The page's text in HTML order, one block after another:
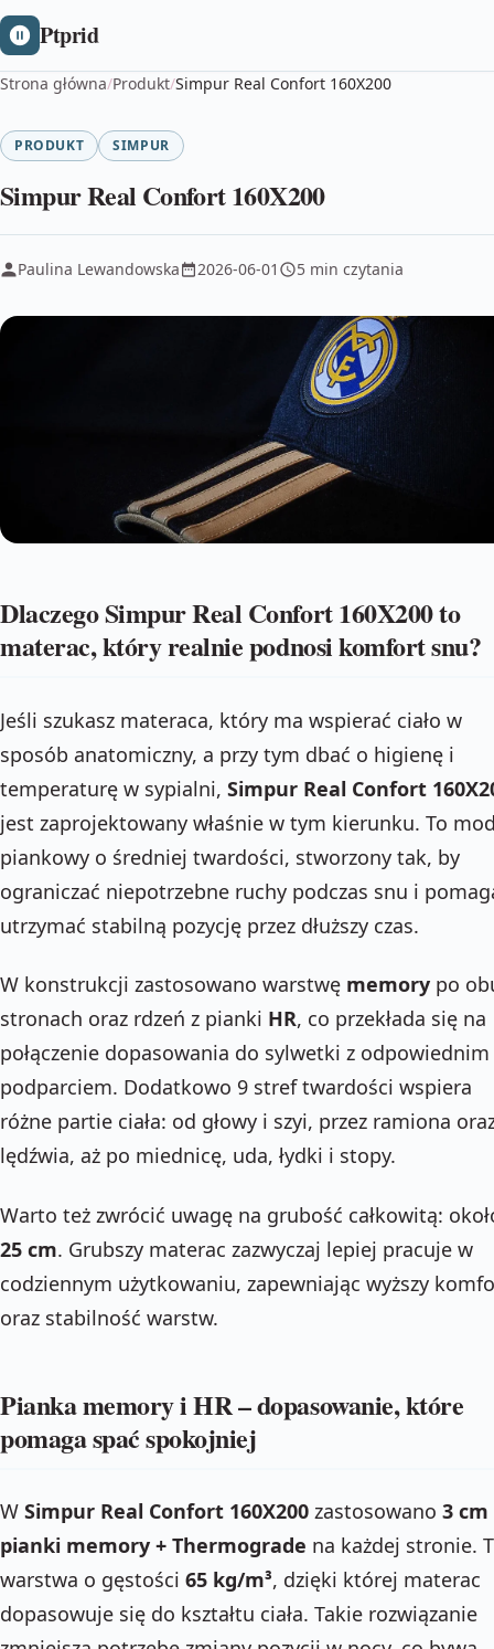
Ptprid
Strona główna/Produkt/Simpur Real Confort 160X200
PRODUKT SIMPUR
Simpur Real Confort 160X200
Paulina Lewandowska 2026-06-01 5 min czytania
Dlaczego Simpur Real Confort 160X200 to
materac, który realnie podnosi komfort snu?
Jeśli szukasz materaca, który ma wspierać ciało w
sposób anatomiczny, a przy tym dbać o higienę i
temperaturę w sypialni, Simpur Real Confort
jest zaprojektowany właśnie w tym kierunku. To
piankowy o średniej twardości, stworzony tak, by
ograniczać niepotrzebne ruchy podczas snu i
utrzymać stabilną pozycję przez dłuższy czas.
W konstrukcji zastosowano warstwę memory po
stronach oraz rdzeń z pianki HR, co przekłada się na
połączenie dopasowania do sylwetki z odpowiednim
podparciem. Dodatkowo 9 stref twardości wspiera
różne partie ciała: od głowy i szyi, przez ramiona
lędźwia, aż po miednicę, uda, łydki i stopy.
Warto też zwrócić uwagę na grubość całkowitą:
25 cm. Grubszy materac zazwyczaj lepiej pracuje w
codziennym użytkowaniu, zapewniając wyższy
oraz stabilność warstw.
Pianka memory i HR – dopasowanie, które
pomaga spać spokojniej
W Simpur Real Confort 160X200 zastosowano 3 cm
pianki memory + Thermograde na każdej stronie.
warstwa o gęstości 65 kg/m³, dzięki której materac
dopasowuje się do kształtu ciała. Takie rozwiązanie